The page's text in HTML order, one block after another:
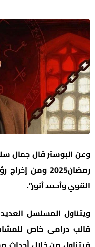
وعن البوستر قال جمال
رمضان2025 ومن
القوي وأحمد أنور”.
ويتناول المسلسل